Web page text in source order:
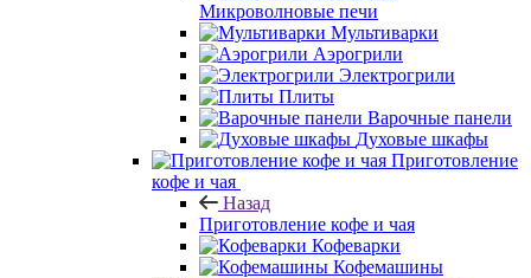
Микроволновые печи
Мультиварки
Аэрогрили
Электрогрили
Плиты
Варочные панели
Духовые шкафы
Приготовление
кофе и чая
Назад
Приготовление кофе и чая
Кофеварки
Кофемашины